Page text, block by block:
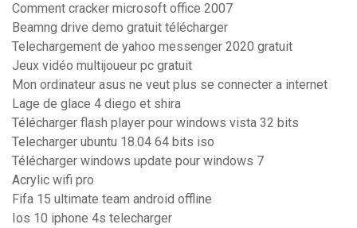
Comment cracker microsoft office 2007
Beamng drive demo gratuit télécharger
Telechargement de yahoo messenger 2020 gratuit
Jeux vidéo multijoueur pc gratuit
Mon ordinateur asus ne veut plus se connecter a internet
Lage de glace 4 diego et shira
Télécharger flash player pour windows vista 32 bits
Telecharger ubuntu 18.04 64 bits iso
Télécharger windows update pour windows 7
Acrylic wifi pro
Fifa 15 ultimate team android offline
Ios 10 iphone 4s telecharger